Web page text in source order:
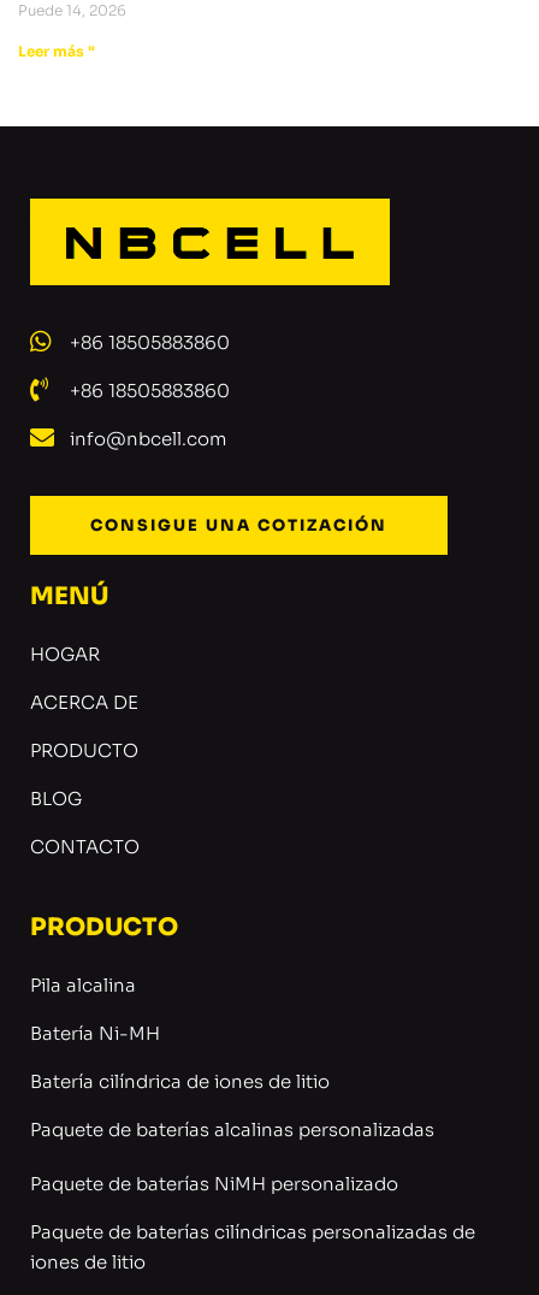
Puede 14, 2026
Leer más "
+86 18505883860
+86 18505883860
info@nbcell.com
CONSIGUE UNA COTIZACIÓN
MENÚ
HOGAR
ACERCA DE
PRODUCTO
BLOG
CONTACTO
PRODUCTO
Pila alcalina
Batería Ni-MH
Batería cilíndrica de iones de litio
Paquete de baterías alcalinas personalizadas
Paquete de baterías NiMH personalizado
Paquete de baterías cilíndricas personalizadas de
iones de litio